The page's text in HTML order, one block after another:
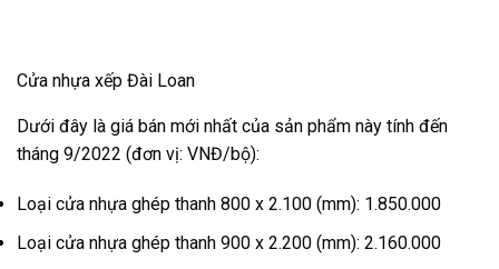
Cửa nhựa xếp Đài Loan
Dưới đây là giá bán mới nhất của sản phẩm này tính đến
tháng 9/2022 (đơn vị: VNĐ/bộ):
Loại cửa nhựa ghép thanh 800 x 2.100 (mm): 1.850.000
Loại cửa nhựa ghép thanh 900 x 2.200 (mm): 2.160.000